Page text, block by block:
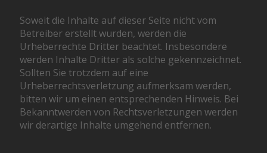
Soweit die Inhalte auf dieser Seite nicht vom
Betreiber erstellt wurden, werden die
Urheberrechte Dritter beachtet. Insbesondere
werden Inhalte Dritter als solche gekennzeichnet.
Sollten Sie trotzdem auf eine
Urheberrechtsverletzung aufmerksam werden,
bitten wir um einen entsprechenden Hinweis. Bei
Bekanntwerden von Rechtsverletzungen werden
wir derartige Inhalte umgehend entfernen.